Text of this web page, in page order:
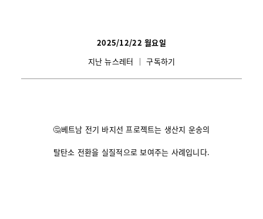
2025/12/22 월요일
지난 뉴스레터
│구독하기
🤔베트남 전기 바지선 프로젝트는 생산지 운송의
탈탄소 전환을 실질적으로 보여주는 사례입니다.